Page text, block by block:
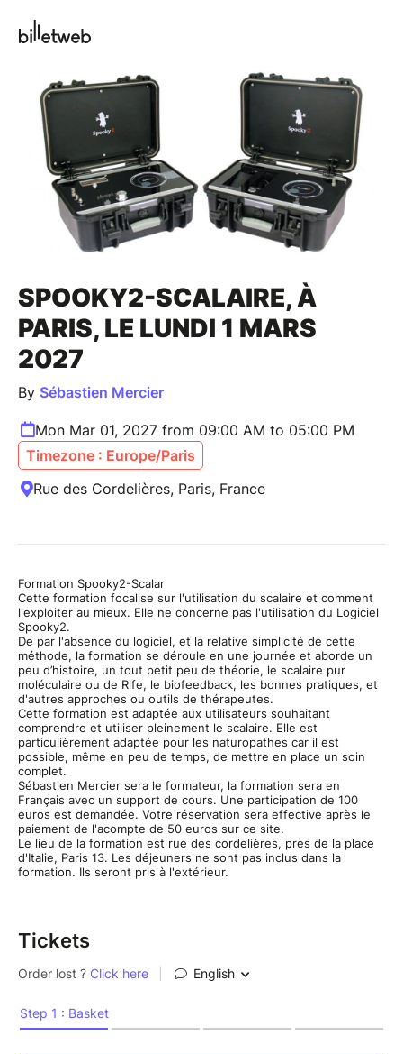
SPOOKY2-SCALAIRE, À
PARIS, LE LUNDI 1 MARS
2027
By Sébastien Mercier
Mon Mar 01, 2027 from 09:00 AM to 05:00 PM
Timezone : Europe/Paris
Rue des Cordelières, Paris, France
Formation Spooky2-Scalar
Cette formation focalise sur l'utilisation du scalaire et comment
l'exploiter au mieux. Elle ne concerne pas l'utilisation du Logiciel
Spooky2.
De par l'absence du logiciel, et la relative simplicité de cette
méthode, la formation se déroule en une journée et aborde un
peu d’histoire, un tout petit peu de théorie, le scalaire pur
moléculaire ou de Rife, le biofeedback, les bonnes pratiques, et
d'autres approches ou outils de thérapeutes.
Cette formation est adaptée aux utilisateurs souhaitant
comprendre et utiliser pleinement le scalaire. Elle est
particulièrement adaptée pour les naturopathes car il est
possible, même en peu de temps, de mettre en place un soin
complet.
Sébastien Mercier sera le formateur, la formation sera en
Français avec un support de cours. Une participation de 100
euros est demandée. Votre réservation sera effective après le
paiement de l'acompte de 50 euros sur ce site.
Le lieu de la formation est rue des cordelières, près de la place
d'Italie, Paris 13. Les déjeuners ne sont pas inclus dans la
formation. Ils seront pris à l'extérieur.
Tickets